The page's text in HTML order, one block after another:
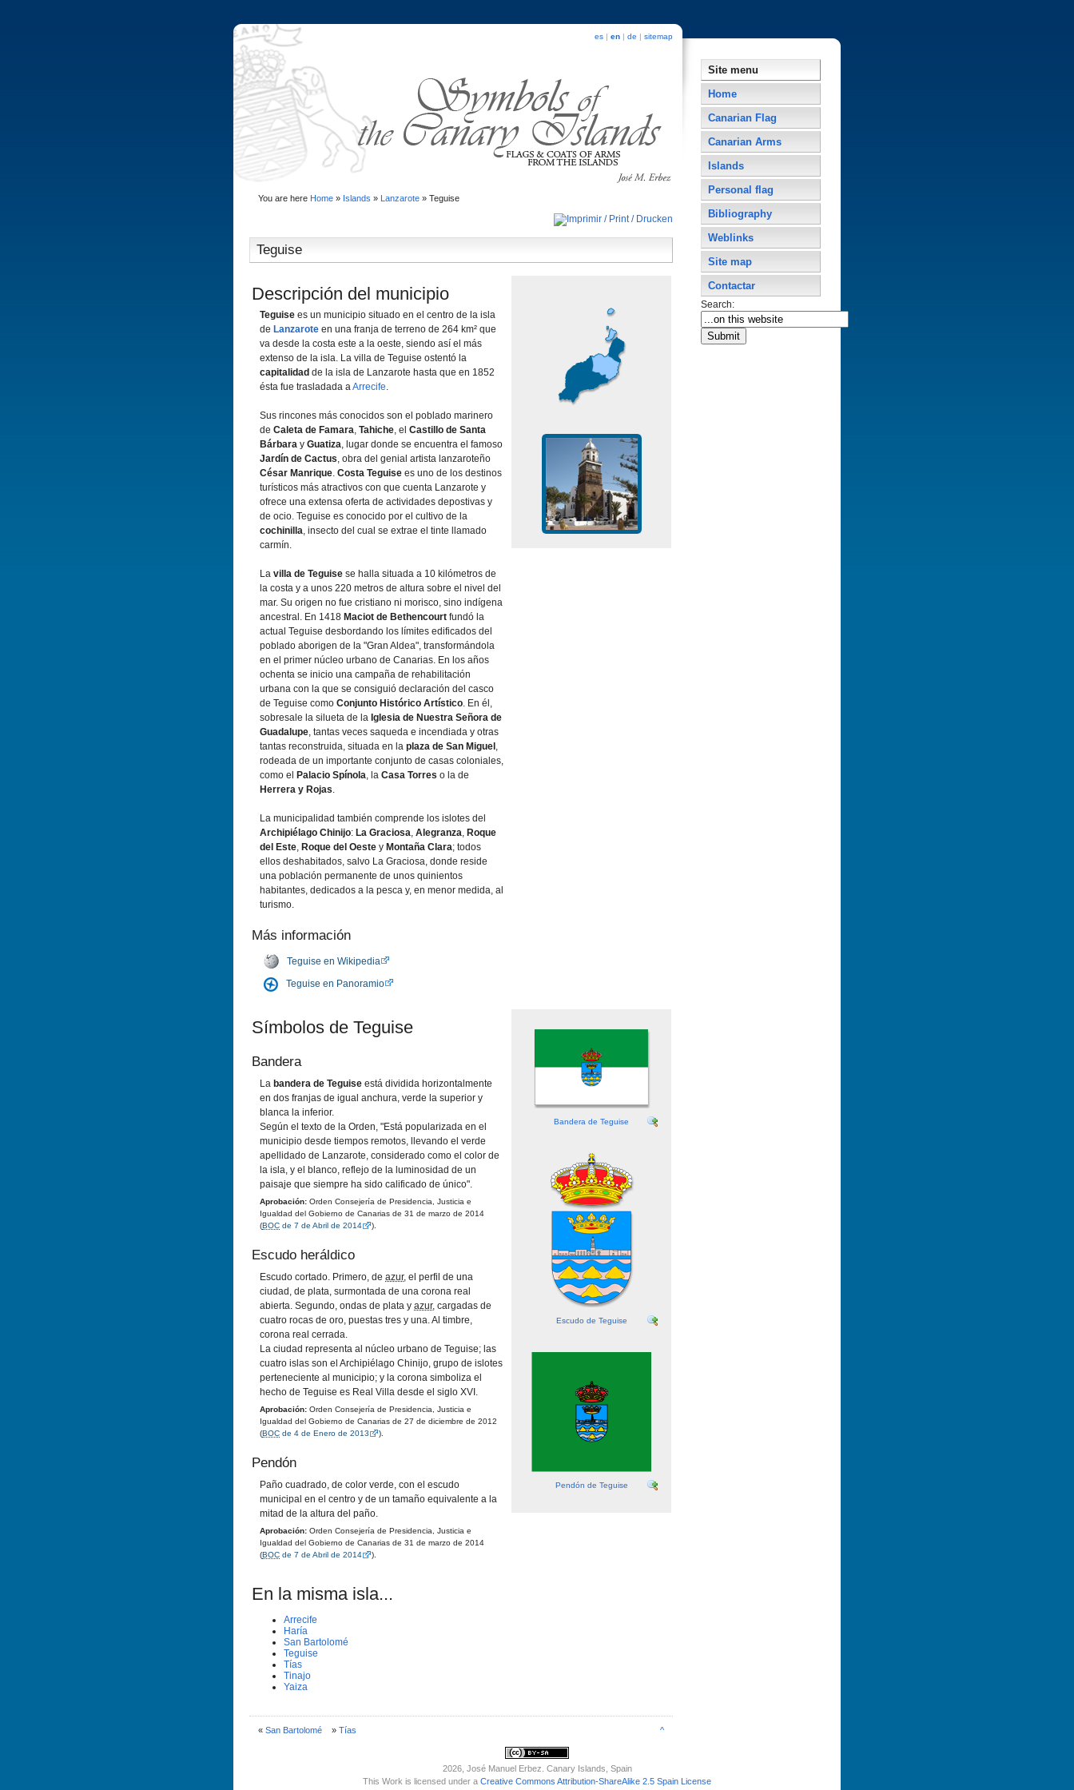
es | en | de | sitemap
You are here Home» Islands » Lanzarote» Teguise
Teguise
Descripción del municipio
Teguise es un municipio situado en el centro de la isla
de Lanzarote en una franja de terreno de 264 km² que
va desde la costa este a la oeste, siendo así­ el más
extenso de la isla. La villa de Teguise ostentó la
capitalidad de la isla de Lanzarote hasta que en 1852
ésta fue trasladada aArrecife.
Sus rincones más conocidos son el poblado marinero
de Caleta de Famara, Tahiche, el Castillo de Santa
Bárbara y Guatiza, lugar donde se encuentra el famoso
Jardí­n de Cactus, obra del genial artista lanzaroteño
César Manrique. Costa Teguise es uno de los destinos
turí­sticos más atractivos con que cuenta Lanzarote y
ofrece una extensa oferta de actividades depostivas y
de ocio. Teguise es conocido por el cultivo de la
cochinilla, insecto del cual se extrae el tinte llamado
carmí­n.
La villa de Teguise se halla situada a 10 kilómetros de
la costa y a unos 220 metros de altura sobre el nivel del
mar. Su origen no fue cristiano ni morisco, sino indí­gena
ancestral. En 1418 Maciot de Bethencourt fundó la
actual Teguise desbordando los lí­mites edificados del
poblado aborigen de la "Gran Aldea", transformándola
en el primer núcleo urbano de Canarias. En los años
ochenta se inicio una campaña de rehabilitación
urbana con la que se consiguió declaración del casco
de Teguise como Conjunto Histórico Artí­stico. En él,
sobresale la silueta de la Iglesia de Nuestra Señora de
Guadalupe, tantas veces saqueda e incendiada y otras
tantas reconstruida, situada en la plaza de San Miguel ,
rodeada de un importante conjunto de casas coloniales,
como el
Palacio Spí­nola, la Casa Torres o la de
Herrera y Rojas.
La municipalidad también comprende los islotes del
Archipiélago Chinijo: La Graciosa, Alegranza, Roque
del Este, Roque del Oeste y Montaña Clara; todos
ellos deshabitados, salvo La Graciosa, donde reside
una población permanente de unos quinientos
habitantes, dedicados a la pesca y, en menor medida, al
turismo.
Más información
Teguise en Wikipedia
Teguise en Panoramio
Sí­mbolos de Teguise
Bandera
La bandera de Teguise está dividida horizontalmente
en dos franjas de igual anchura, verde la superior y
blanca la inferior.
Según el texto de la Orden, "Está popularizada en el
municipio desde tiempos remotos, llevando el verde
apellidado de Lanzarote, considerado como el color de
la isla, y el blanco, reflejo de la luminosidad de un
paisaje que siempre ha sido calificado de único".
Aprobación: Orden Consejerí­a de Presidencia, Justicia e
Igualdad del Gobierno de Canarias de 31 de marzo de 2014
(BOC de 7 de Abril de 2014 ).
Escudo heráldico
Escudo cortado. Primero, de azur, el perfil de una
ciudad, de plata, surmontada de una corona real
abierta. Segundo, ondas de plata y azur, cargadas de
cuatro rocas de oro, puestas tres y una. Al timbre,
corona real cerrada.
La ciudad representa al núcleo urbano de Teguise; las
cuatro islas son el Archipiélago Chinijo, grupo de islotes
perteneciente al municipio; y la corona simboliza el
hecho de Teguise es Real Villa desde el siglo XVI.
Aprobación: Orden Consejerí­a de Presidencia, Justicia e
Igualdad del Gobierno de Canarias de 27 de diciembre de 2012
(BOC de 4 de Enero de 2013 ).
Pendón
Paño cuadrado, de color verde, con el escudo
municipal en el centro y de un tamaño equivalente a la
mitad de la altura del paño.
Aprobación: Orden Consejerí­a de Presidencia, Justicia e
Igualdad del Gobierno de Canarias de 31 de marzo de 2014
(BOC de 7 de Abril de 2014 ).
En la misma isla...
Arrecife
Harí­a
San Bartolomé
Teguise
Tí­as
Tinajo
Yaiza
Bandera de Teguise
Escudo de Teguise
Pendón de Teguise
« San Bartolomé» Tí­as ^
Site menu
Home
Canarian Flag
Canarian Arms
Islands
Personal flag
Bibliography
Weblinks
Site map
Contactar
Search:
2026, José Manuel Erbez. Canary Islands, Spain
This Work is licensed under a Creative Commons Attribution-ShareAlike 2.5 Spain License